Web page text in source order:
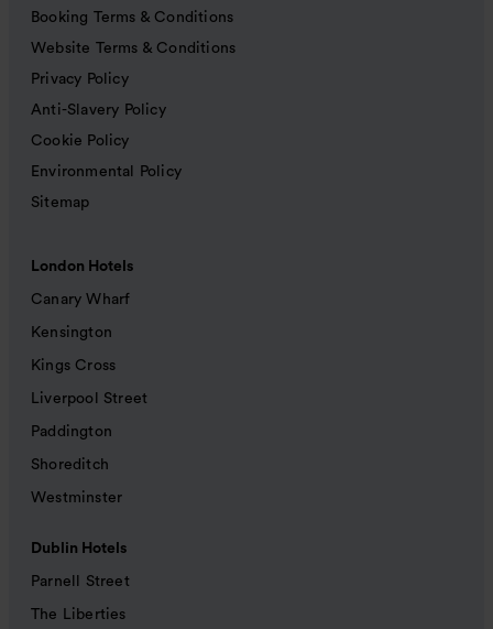
Booking Terms & Conditions
Website Terms & Conditions
Privacy Policy
Anti-Slavery Policy
Cookie Policy
Environmental Policy
Sitemap
London Hotels
Canary Wharf
Kensington
Kings Cross
Liverpool Street
Paddington
Shoreditch
Westminster
Dublin Hotels
Parnell Street
The Liberties